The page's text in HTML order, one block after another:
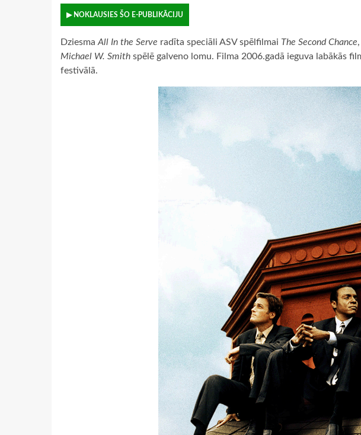
▶ NOKLAUSIES ŠO E-PUBLIKĀCIJU
Dziesma All In the Serve radīta speciāli ASV spēlfilmai The Second Chance
Michael W. Smith spēlē galveno lomu. Filma 2006.gadā ieguva labākās
festivālā.